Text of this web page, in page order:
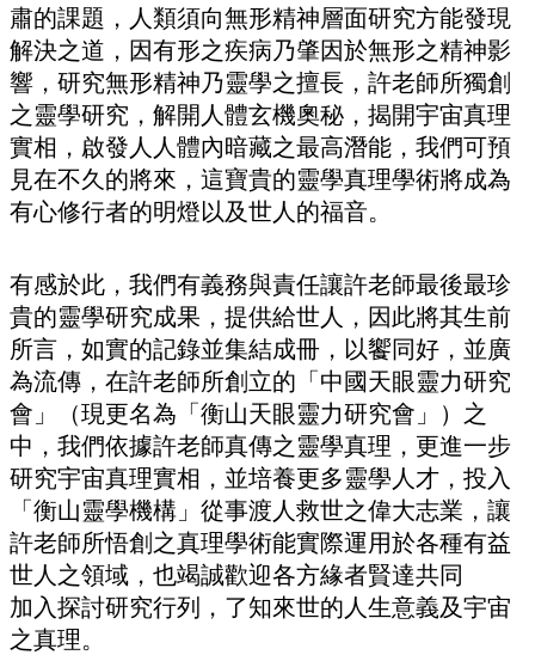
肅的課題，人類須向無形精神層面研究方能發現
解決之道，因有形之疾病乃肇因於無形之精神影
響，研究無形精神乃靈學之擅長，許老師所獨創
之靈學研究，解開人體玄機奧秘，揭開宇宙真理
實相，啟發人人體內暗藏之最高潛能，我們可預
見在不久的將來，這寶貴的靈學真理學術將成為
有心修行者的明燈以及世人的福音。
有感於此，我們有義務與責任讓許老師最後最珍
貴的靈學研究成果，提供給世人，因此將其生前
所言，如實的記錄並集結成冊，以饗同好，並廣
為流傳，在許老師所創立的「中國天眼靈力研究
會」（現更名為「衡山天眼靈力研究會」）之
中，我們依據許老師真傳之靈學真理，更進一步
研究宇宙真理實相，並培養更多靈學人才，投入
「衡山靈學機構」從事渡人救世之偉大志業，讓
許老師所悟創之真理學術能實際運用於各種有益
世人之領域，也竭誠歡迎各方緣者賢達共同
加入探討研究行列，了知來世的人生意義及宇宙
之真理。